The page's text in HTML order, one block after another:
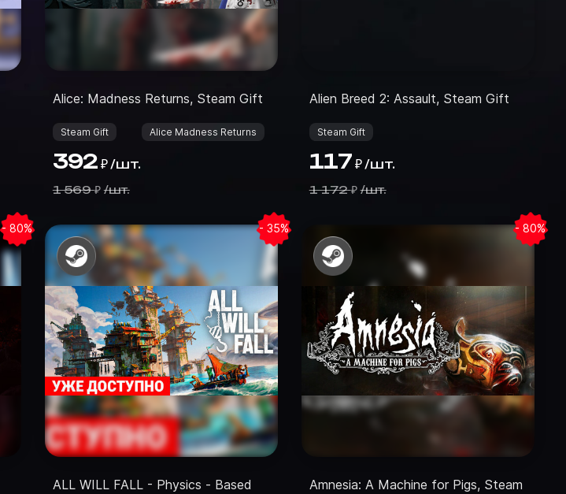
Alice: Madness Returns, Steam Gift
Steam Gift Alice Madness Returns
392 ₽ /шт.
1 569 ₽ /шт.
Alien Breed 2: Assault, Steam Gift
Steam Gift
117 ₽ /шт.
1 172 ₽ /шт.
- 80% - 35%
ALL WILL FALL - Physics - Based
- 80%
Amnesia: A Machine for Pigs, Steam